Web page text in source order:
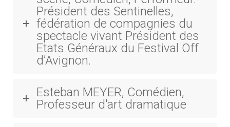
Président des Sentinelles,
fédération de compagnies du
spectacle vivant Président des
Etats Généraux du Festival Off
d’Avignon.
Esteban MEYER, Comédien,
Professeur d'art dramatique